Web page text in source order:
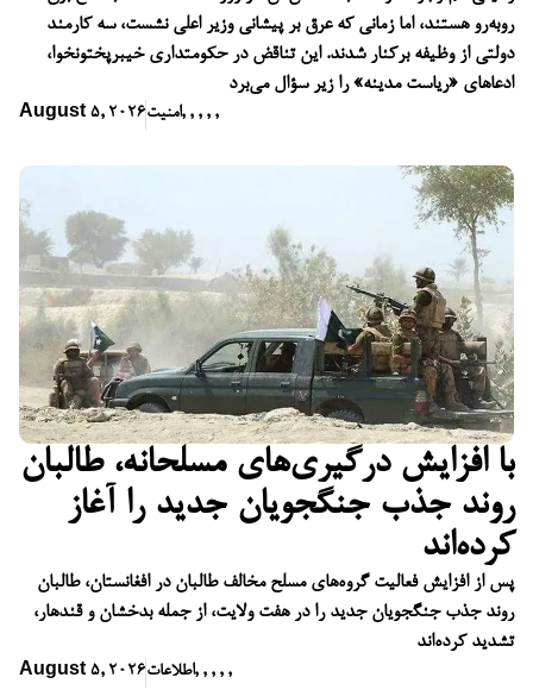
روبه‌رو هستند، اما زمانی که عرق بر پیشانی وزیر اعلی نشست، سه کارمند
دولتی از وظیفه برکنار شدند. این تناقض در حکومتداری خیبرپختونخوا،
ادعاهای «ریاست مدینه» را زیر سؤال می‌برد
August 5, 2026امنیت, , , , ,
با افزایش درگیری‌های مسلحانه، طالبان
روند جذب جنگجویان جدید را آغاز
کرده‌اند
پس از افزایش فعالیت گروه‌های مسلح مخالف طالبان در افغانستان، طالبان
روند جذب جنگجویان جدید را در هفت ولایت، از جمله بدخشان و قندهار،
تشدید کرده‌اند
August 5, 2026اطلاعات, , , , ,